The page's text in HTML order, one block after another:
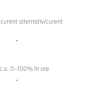
alternativ/curent
-
0–100% în ore
-